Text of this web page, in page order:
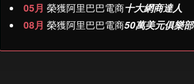
05月 榮獲阿里巴巴電商十大網商達人
08月 榮獲阿里巴巴電商50萬美元俱樂部